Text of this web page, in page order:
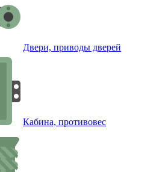
Двери, приводы дверей
Кабина, противовес